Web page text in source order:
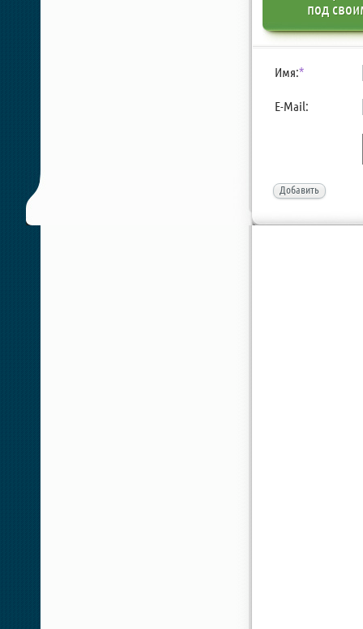
под
Имя:*
E-Mail:
Добавить